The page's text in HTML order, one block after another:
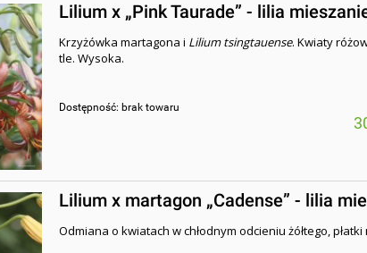
Lilium x „Pink Taurade” - lilia
Krzyżówka martagona i Lilium tsingtauense. Kwiaty
tle. Wysoka.
Dostępność: brak towaru
Lilium x martagon „Cadense” - lilia
Odmiana o kwiatach w chłodnym odcieniu żółtego,